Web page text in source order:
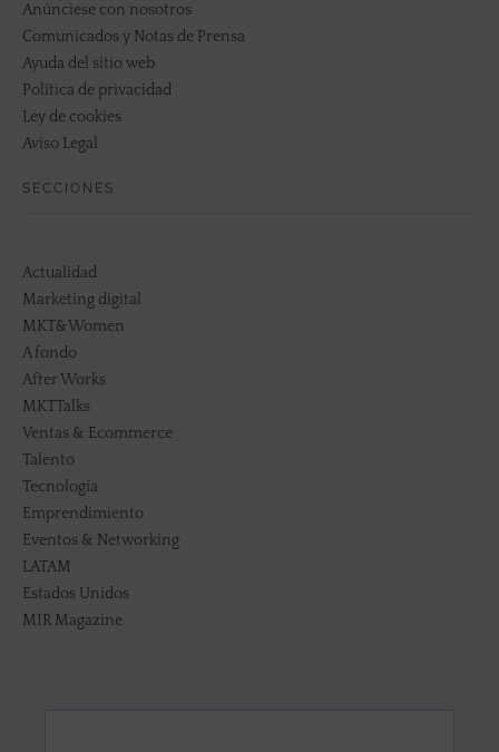
Anúnciese con nosotros
Comunicados y Notas de Prensa
Ayuda del sitio web
Política de privacidad
Ley de cookies
Aviso Legal
SECCIONES
Actualidad
Marketing digital
MKT&Women
A fondo
After Works
MKTTalks
Ventas & Ecommerce
Talento
Tecnología
Emprendimiento
Eventos & Networking
LATAM
Estados Unidos
MIR Magazine